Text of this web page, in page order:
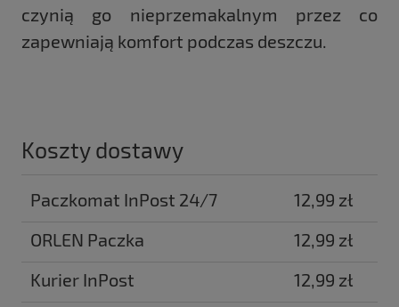
czynią go nieprzemakalnym przez co
zapewniają komfort podczas deszczu.
Koszty dostawy
Paczkomat InPost 24/7
12,99 zł
ORLEN Paczka
12,99 zł
Kurier InPost
12,99 zł